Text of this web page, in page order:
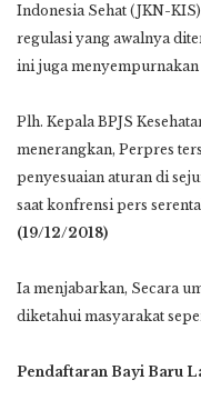
Indonesia Sehat (JKN-
regulasi yang awalnya
ini juga menyempurnakan
Plh. Kepala BPJS
menerangkan, Perpres
penyesuaian aturan di
saat konfrensi pers
(19/12/2018)
Ia menjabarkan, Secara
diketahui masyarakat
Pendaftaran Bayi Baru